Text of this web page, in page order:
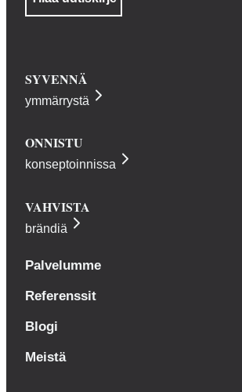
SYVENNÄ
ymmärrystä
ONNISTU
konseptoinnissa
VAHVISTA
brändiä
Palvelumme
Referenssit
Blogi
Meistä